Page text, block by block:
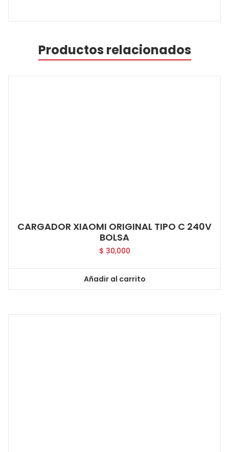
Productos relacionados
CARGADOR XIAOMI ORIGINAL TIPO C 240V
BOLSA
$ 30,000
Añadir al carrito